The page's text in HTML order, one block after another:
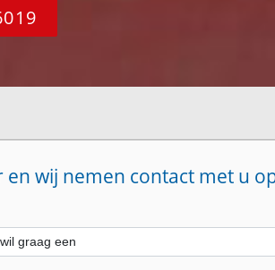
wij nemen contact met u